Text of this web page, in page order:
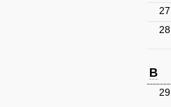
27.
28.
B
29.